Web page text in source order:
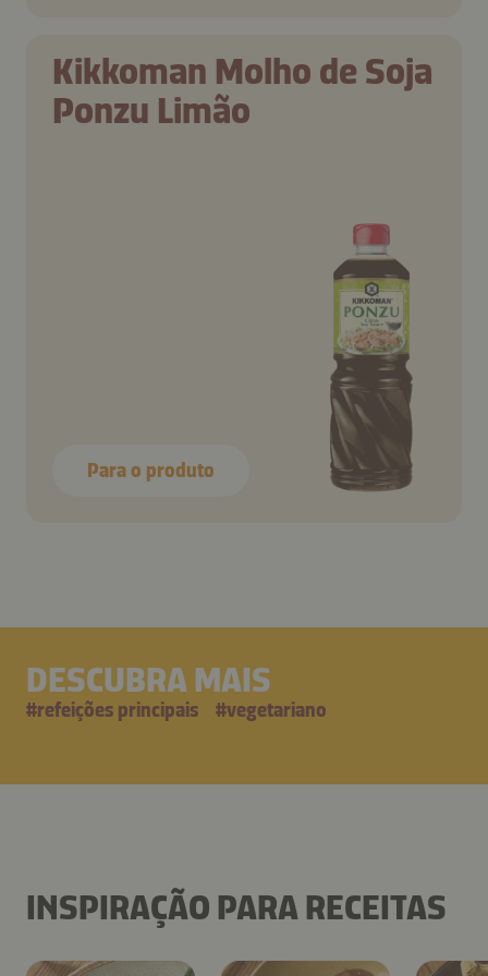
Kikkoman Molho de Soja
Ponzu Limão
Para o produto
DESCUBRA MAIS
#refeições principais #vegetariano
INSPIRAÇÃO PARA RECEITAS